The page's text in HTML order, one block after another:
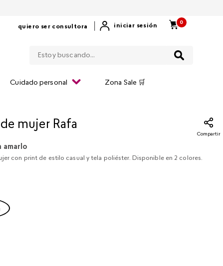
quiero ser consultora iniciar sesión
0
Cuidado personal Zona Sale 🛒
mujer Rafa
Compartir
amarlo
con print de estilo casual y tela poliéster. Disponible en 2 colores.